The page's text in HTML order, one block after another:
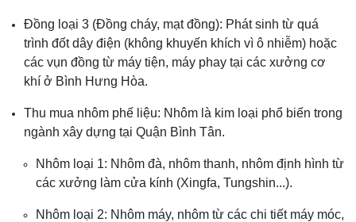
Đồng loại 3 (Đồng cháy, mạt đồng): Phát sinh từ quá
trình đốt dây điện (không khuyến khích vì ô nhiễm) hoặc
các vụn đồng từ máy tiện, máy phay tại các xưởng cơ
khí ở Bình Hưng Hòa.
Thu mua nhôm phế liệu: Nhôm là kim loại phổ biến trong
ngành xây dựng tại Quận Bình Tân.
Nhôm loại 1: Nhôm đà, nhôm thanh, nhôm định hình từ
các xưởng làm cửa kính (Xingfa, Tungshin...).
Nhôm loại 2: Nhôm máy, nhôm từ các chi tiết máy móc,